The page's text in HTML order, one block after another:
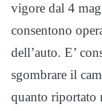
vigore dal 4
consentono
dell’auto. E’
sgombrare il
quanto riportato